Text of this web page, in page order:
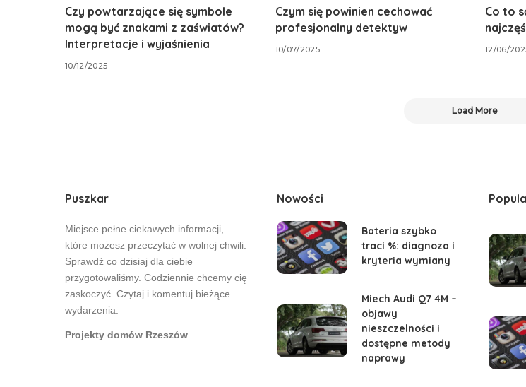
Czy powtarzające się symbole
mogą być znakami z zaświatów?
Interpretacje i wyjaśnienia
10/12/2025
Czym się powinien cechować
profesjonalny detektyw
10/07/2025
Co to
12/06/
Load More
Puszkar
Miejsce pełne ciekawych informacji,
które możesz przeczytać w wolnej chwili.
Sprawdź co dzisiaj dla ciebie
przygotowaliśmy. Codziennie chcemy cię
zaskoczyć. Czytaj i komentuj bieżące
wydarzenia.
Projekty domów Rzeszów
Nowości
Bateria szybko
traci %: diagnoza i
kryteria wymiany
Miech Audi Q7 4M –
objawy
nieszczelności i
dostępne metody
naprawy